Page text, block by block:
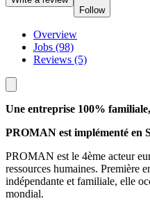
Follow
Overview
Jobs (98)
Reviews (5)
Une entreprise 100%
PROMAN est implémenté en
PROMAN est le 4ème acteur
ressources humaines. Première
indépendante et familiale, elle
mondial.